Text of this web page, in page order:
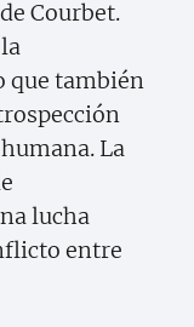
Courbet.
que también
La
lucha
entre